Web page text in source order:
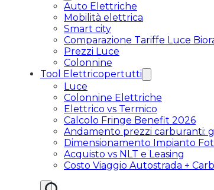
Auto Elettriche
Mobilità elettrica
Smart city
Comparazione Tariffe Luce
Prezzi Luce
Colonnine
Tool Elettricopertutti
Luce
Colonnine Elettriche
Elettrico vs Termico
Calcolo Fringe Benefit 2026
Andamento prezzi carburanti:
Dimensionamento Impianto
Acquisto vs NLT e Leasing
Costo Viaggio Autostrada +